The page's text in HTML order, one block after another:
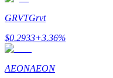
Наслаждайтесь
GRVTGrvt
$0.2933+3.36%
AEONAEON